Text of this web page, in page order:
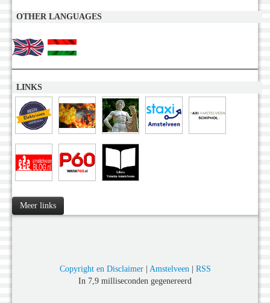
OTHER LANGUAGES
LINKS
Meer links
Copyright en Disclaimer| Amstelveen | RSS
In 7,9 milliseconden gegenereerd